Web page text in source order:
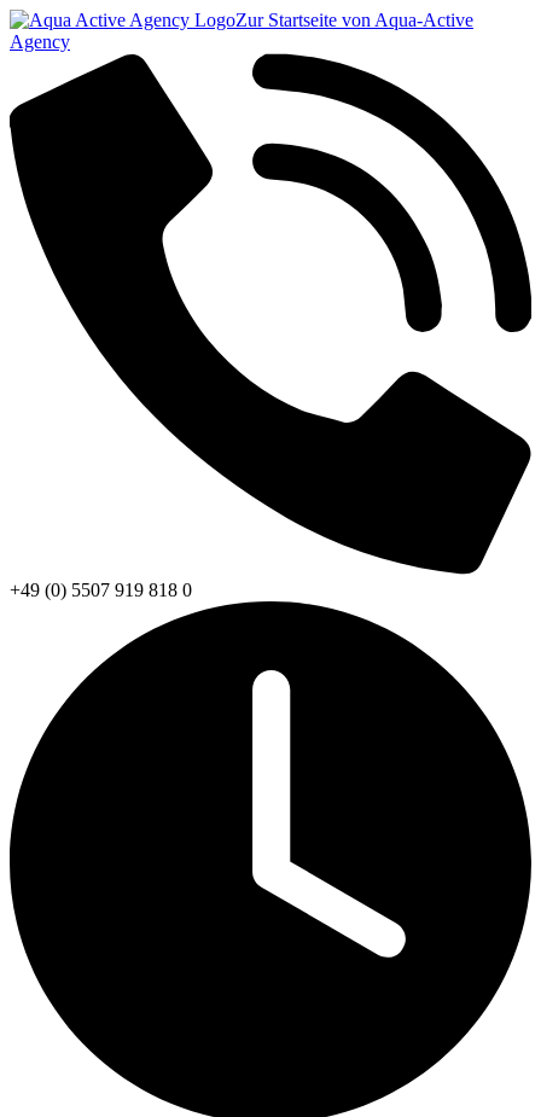
Zur Startseite von Aqua-Active
Agency
+49 (0) 5507 919 818 0